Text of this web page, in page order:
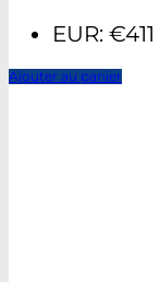
EUR: €411
Ajouter au panier